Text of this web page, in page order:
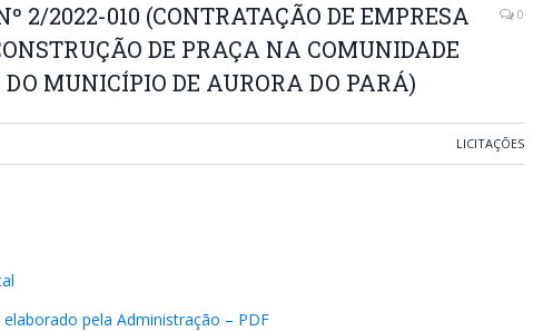
2/2022-010 (CONTRATAÇÃO DE EMPRESA
DE PRAÇA NA COMUNIDADE
MUNICÍPIO DE AURORA DO PARÁ)
0
LICITAÇÕES
pela Administração – PDF